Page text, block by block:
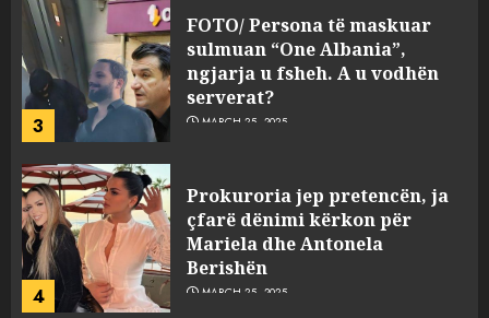
3
FOTO/ Persona të maskuar
sulmuan “One Albania”,
ngjarja u fsheh. A u vodhën
serverat?
MARCH 25, 2025
4
Prokuroria jep pretencën, ja
çfarë dënimi kërkon për
Mariela dhe Antonela
Berishën
MARCH 25, 2025